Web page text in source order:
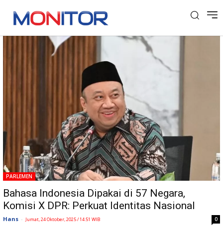
Tag: Unesco
PARLEMEN
Bahasa Indonesia Dipakai di 57 Negara,
Komisi X DPR: Perkuat Identitas Nasional
Hans - Jumat, 24 Oktober, 2025 / 14:51 WIB 0